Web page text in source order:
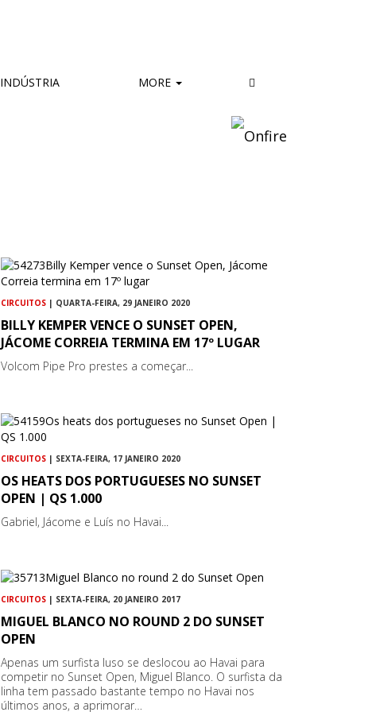
INDÚSTRIA MORE
CIRCUITOS | QUARTA-FEIRA, 29 JANEIRO 2020
BILLY KEMPER VENCE O SUNSET OPEN,
JÁCOME CORREIA TERMINA EM 17º LUGAR
Volcom Pipe Pro prestes a começar...
CIRCUITOS | SEXTA-FEIRA, 17 JANEIRO 2020
OS HEATS DOS PORTUGUESES NO SUNSET
OPEN | QS 1.000
Gabriel, Jácome e Luís no Havai...
CIRCUITOS | SEXTA-FEIRA, 20 JANEIRO 2017
MIGUEL BLANCO NO ROUND 2 DO SUNSET
OPEN
Apenas um surfista luso se deslocou ao Havai para
competir no Sunset Open, Miguel Blanco. O surfista da
linha tem passado bastante tempo no Havai nos
últimos anos, a aprimorar…